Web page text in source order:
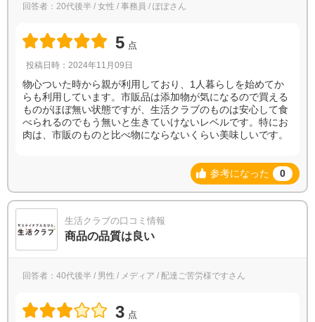
回答者：20代後半 / 女性 / 事務員 / ぽぽさん
5 点
投稿日時：2024年11月09日
物心ついた時から親が利用しており、1人暮らしを始めてか
らも利用しています。市販品は添加物が気になるので買える
ものがほぼ無い状態ですが、生活クラブのものは安心して食
べられるのでもう無いと生きていけないレベルです。特にお
肉は、市販のものと比べ物にならないくらい美味しいです。
参考になった 0
生活クラブの口コミ情報
商品の品質は良い
回答者：40代後半 / 男性 / メディア / 配達ご苦労様ですさん
3 点